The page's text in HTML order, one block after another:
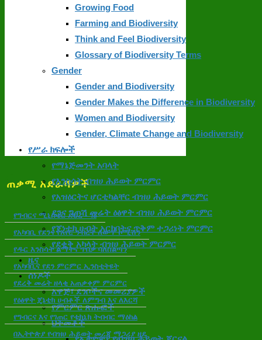
Growing Food
Farming and Biodiversity
Think and Feel Biodiversity
Glossary of Biodiversity Terms
Gender
Gender and Biodiversity
Gender Makes the Difference in Biodiversity
Women and Biodiversity
Gender, Climate Change and Biodiversity
የሥራ ክፍሎች
የማኔጅመንት አባላት
የእንስሳት ብዝሀ ሕይወት ምርምር
የአዝዕርትና ሆርቲካልቸር ብዝሀ ሕይወት ምርምር
ደንና ግጦሽ መሬት ዕፅዋት ብዝሀ ሕይወት ምርምር
የጀነቲክ ሀብት አርክቦትና ጥቅም ተጋሪነት ምርምር
የደቂቅ አካላት ብዝሀ ሕይወት ምርምር
ዜና
ሰነዶች
አዋጅ፣ ደንቦችና መመሪያዎች
የምርምር ጽሑፎች
ህትመቶች
ጠቃሚ አድራሻዎች
የግብርና ሚኒስቴር ድህረ - ገፅ
የአካባቢ የደንና የአየር ንብረት ለውጥ ኮሚሽን
የዱር እንስሳት ልማትና ጥበቃ ባለስልጣን
የአካባቢና የደን ምርምር ኢንስቲትዩት
የደረቅ መሬት ዘላቂ አጠቃቀም ምርምር
የዕፅዋት ጄኔቲክ ሀብቶች ለምግብ እና ለእርሻ
የግብርና እና የገጠር የቴክኒክ ትብብር ማዕከል
በኢትዮጵያ የብዝሀ ሕይወት መረጃ ማጋሪያ ዘዴ